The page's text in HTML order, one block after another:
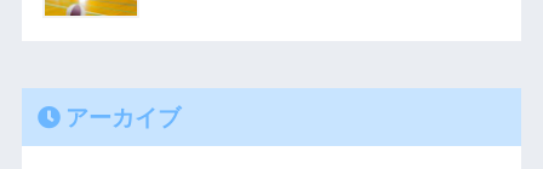
アーカイブ